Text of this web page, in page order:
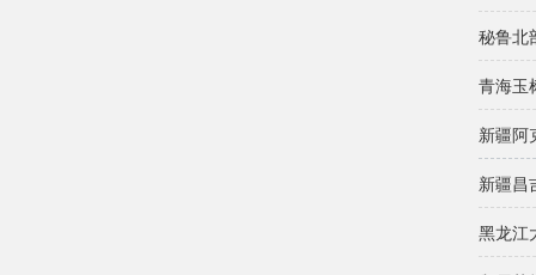
秘鲁北
青海玉
新疆阿
新疆昌
黑龙江